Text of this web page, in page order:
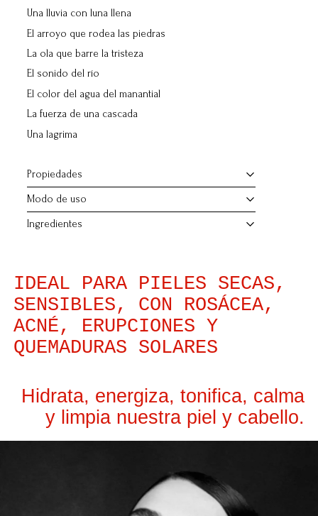
Una lluvia con luna llena
El arroyo que rodea las piedras
La ola que barre la tristeza
El sonido del río
El color del agua del manantial
La fuerza de una cascada
Una lagrima
Propiedades
Modo de uso
Ingredientes
IDEAL PARA PIELES SECAS,
SENSIBLES, CON ROSÁCEA,
ACNÉ, ERUPCIONES Y
QUEMADURAS SOLARES
Hidrata, energiza, tonifica, calma
y limpia nuestra piel y cabello.